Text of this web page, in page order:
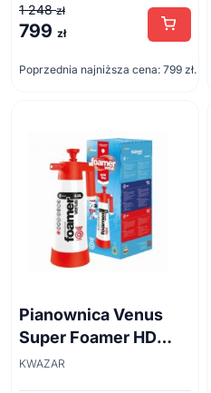
1 248zł
Pierwotna
wynosiła:
799 zł
Aktualna
wynosi:
Poprzednia najniższa cena: 799 zł.
Pianownica Venus
Super Foamer HD
acid line 2L
KWAZAR